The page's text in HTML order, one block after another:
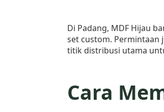
Di Padang, MDF Hijau
set custom. Permintaan
titik distribusi utama
Cara